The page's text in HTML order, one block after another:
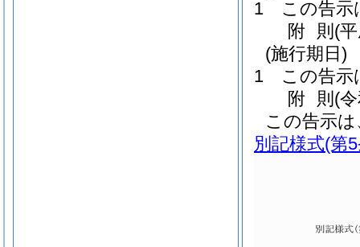
1
この告示
附 則 (
(施行期日)
1
この告示
附 則 (
この告示
別記様式(第